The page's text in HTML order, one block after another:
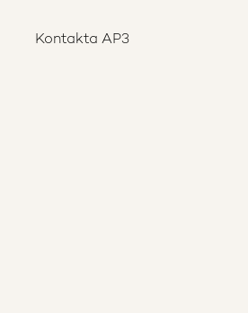
Kontakta AP3